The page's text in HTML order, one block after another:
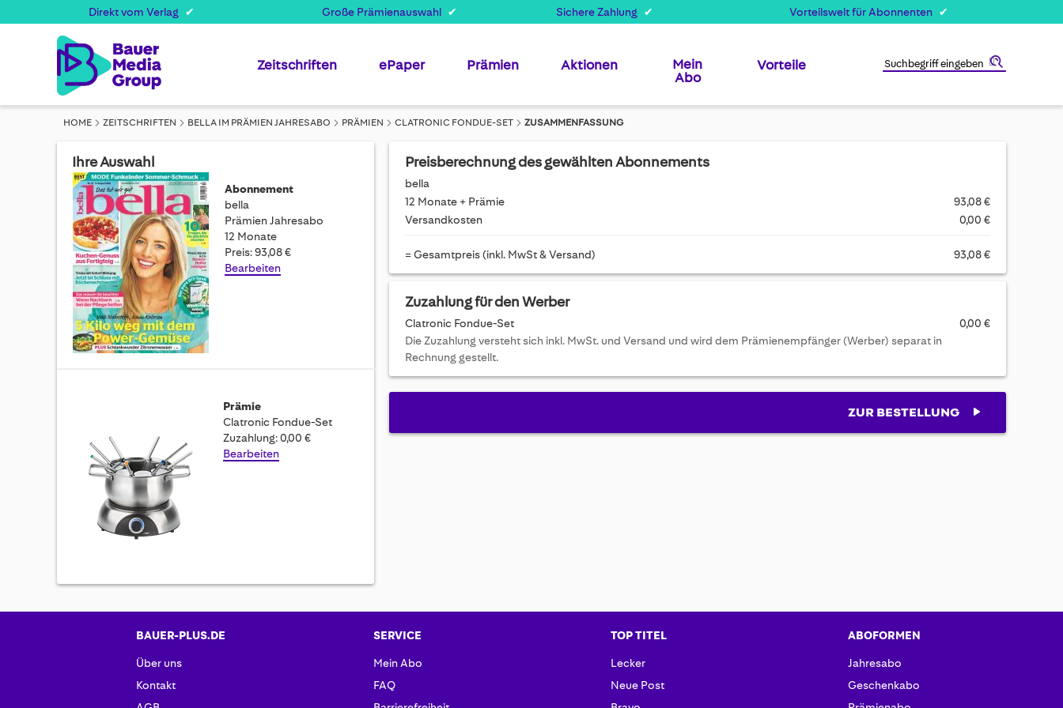
Direkt vom Verlag Große Prämienauswahl Sichere Zahlung Vorteilswelt für Abonnenten
Zeitschriften ePaper Prämien Aktionen
Mein
Abo
Vorteile
HOME ZEITSCHRIFTEN BELLA IM PRÄMIEN JAHRESABO PRÄMIEN CLATRONIC FONDUE-SET ZUSAMMENFASSUNG
Ihre Auswahl
Abonnement
bella
Prämien Jahresabo
12 Monate
Preis: 93,08 €
Bearbeiten
Prämie
Clatronic Fondue-Set
Zuzahlung: 0,00 €
Bearbeiten
Preisberechnung des gewählten Abonnements
bella
12 Monate + Prämie
93,08 €
Versandkosten
0,00 €
= Gesamtpreis (inkl. MwSt & Versand) 93,08 €
Zuzahlung für den Werber
Clatronic Fondue-Set
0,00 €
Die Zuzahlung versteht sich inkl. MwSt. und Versand und wird dem Prämienempfänger (Werber) separat in
Rechnung gestellt.
ZUR BESTELLUNG
BAUER-PLUS.DE
Über uns
Kontakt
SERVICE
Mein Abo
FAQ
TOP TITEL
Lecker
Neue Post
ABOFORMEN
Jahresabo
Geschenkabo